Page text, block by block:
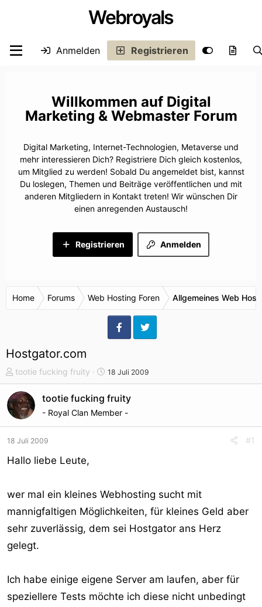
Webroyals
Anmelden Registrieren
Digital
Marketing & Webmaster Forum
Digital Marketing, Internet-Technologien, Metaverse und
mehr interessieren Dich? Registriere Dich gleich kostenlos,
um Mitglied zu werden! Sobald Du angemeldet bist, kannst
Du loslegen, Themen und Beiträge veröffentlichen und mit
anderen Mitgliedern in Kontakt treten! Wir wünschen Dir
einen anregenden Austausch!
Anmelden
Registrieren
Home Forums Web Hosting Foren Allgemeines Web
Hostgator.com
T
h
e
m
e
s
t
t
tootie fucking fruity
S
t
a
18 Juli 2009
tootie fucking fruity
- Royal Clan Member -
18 Juli 2009 #1
Hallo liebe Leute,
wer mal ein kleines Webhosting sucht mit
mannigfaltigen Möglichkeiten, für kleines Geld aber
sehr zuverlässig, dem sei Hostgator ans Herz
gelegt.
Ich habe einige eigene Server am laufen, aber für
speziellere Tests möchte ich diese nicht unbedingt